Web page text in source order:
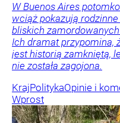
W Buenos Aires
wciąż pokazują
bliskich
Ich dramat przypomina,
jest historią zamkniętą,
nie została zagojona.
KrajPolitykaOpinie i
Wprost